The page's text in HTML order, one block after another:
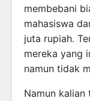
membebani
mahasiswa
juta rupiah.
mereka yang
namun tidak
Namun